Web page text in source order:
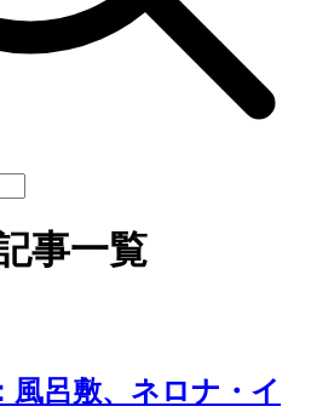
事一覧
風呂敷、ネロナ・イ